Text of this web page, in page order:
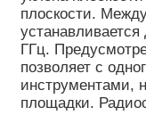
плоскости.
ГГц.
позволяет с
инструментами,
площадки.